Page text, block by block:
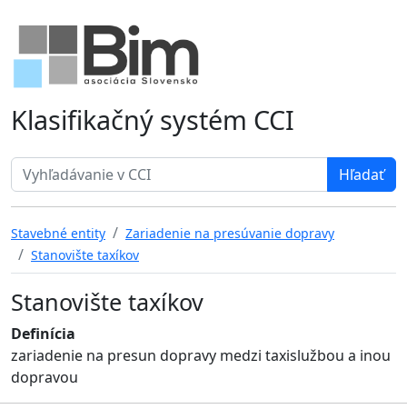
Klasifikačný systém CCI
Search term
Stavebné entity
Zariadenie na presúvanie dopravy
Stanovište taxíkov
Stanovište taxíkov
Definícia
zariadenie na presun dopravy medzi taxislužbou a inou
dopravou